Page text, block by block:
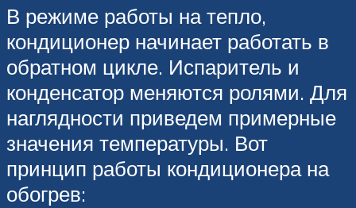
В режиме работы на тепло,
кондиционер начинает работать в
обратном цикле. Испаритель и
конденсатор меняются ролями. Для
наглядности приведем примерные
значения температуры. Вот
принцип работы кондиционера на
обогрев: